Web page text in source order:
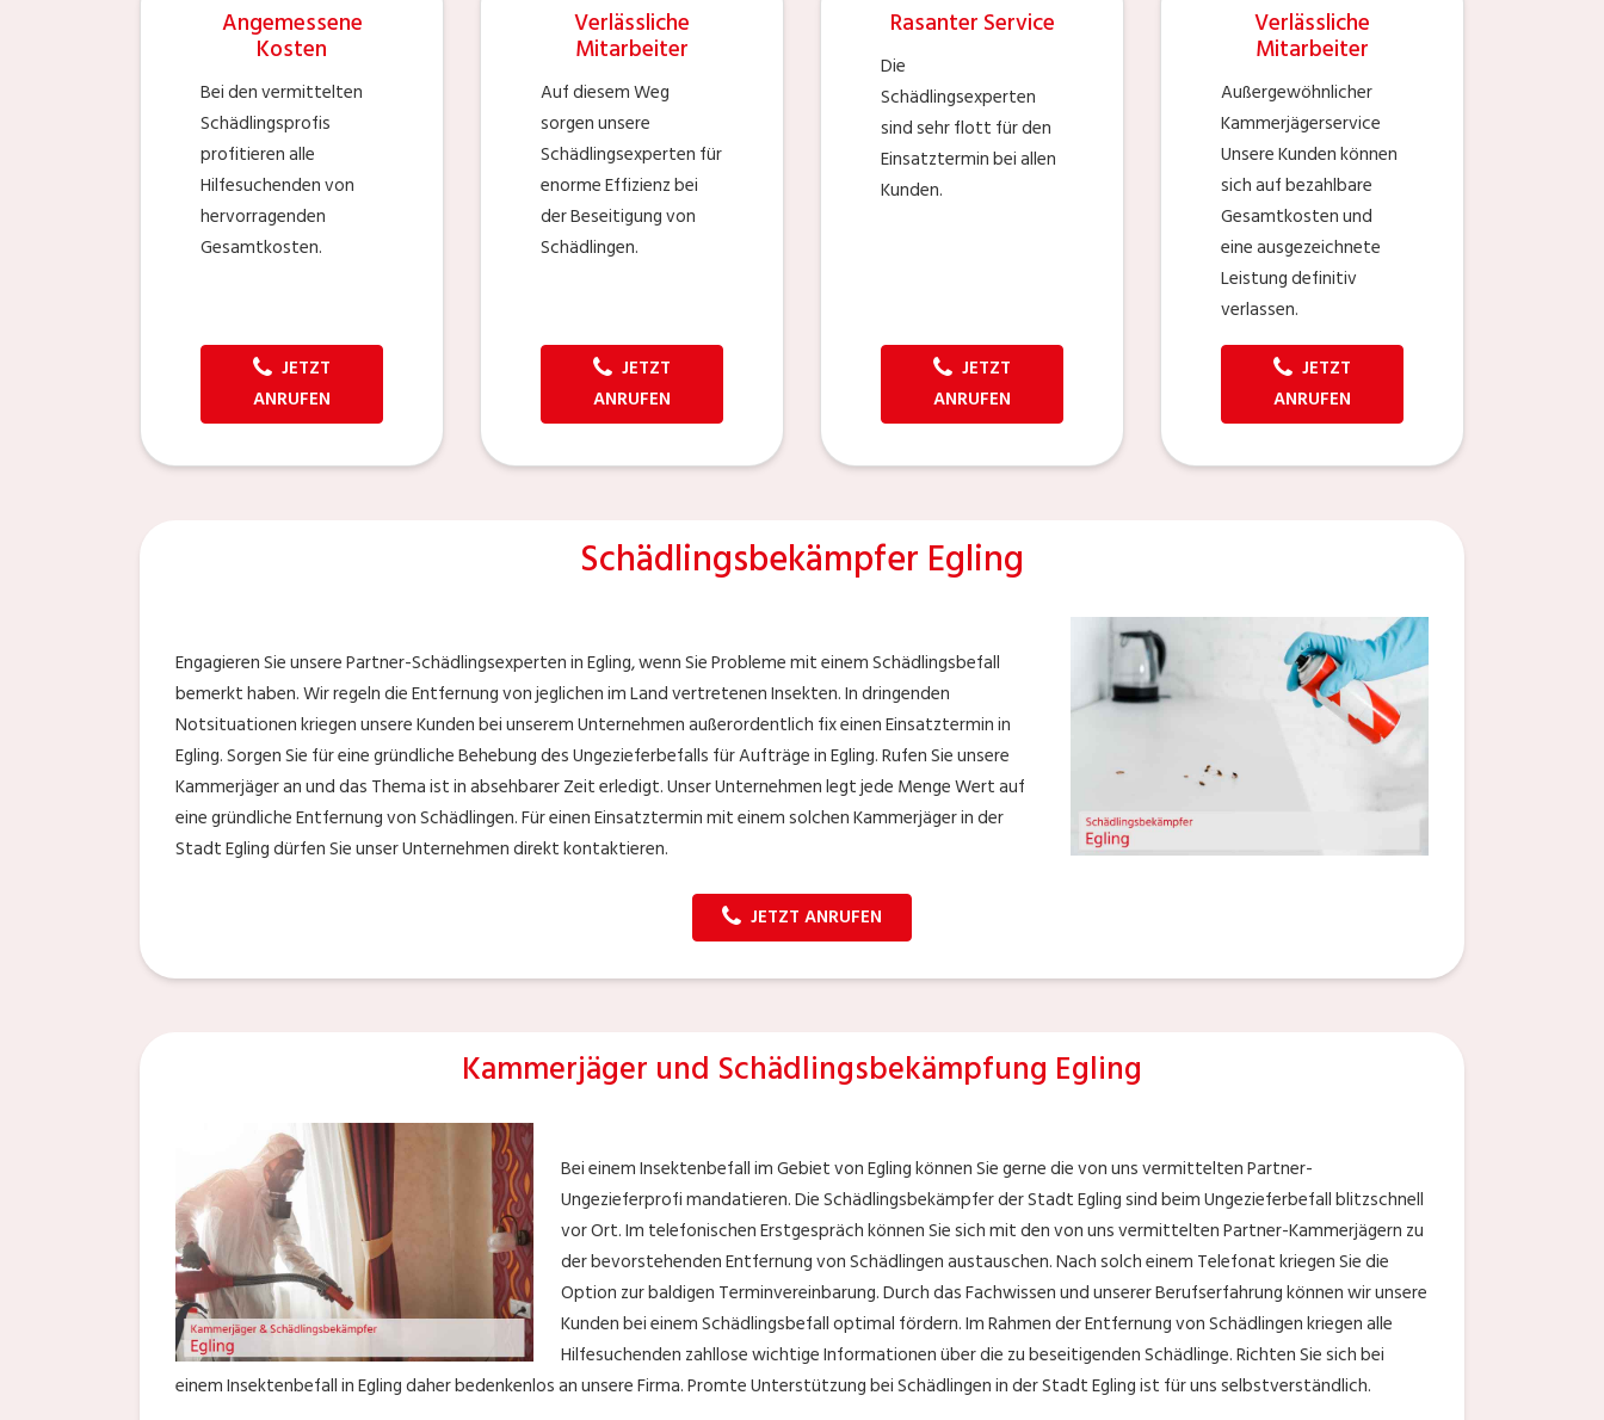
Angemessene
Kosten
Bei den vermittelten
Schädlingsprofis
profitieren alle
Hilfesuchenden von
hervorragenden
Gesamtkosten.
JETZT
ANRUFEN
Verlässliche
Mitarbeiter
Auf diesem Weg
sorgen unsere
Schädlingsexperten für
enorme Effizienz bei
der Beseitigung von
Schädlingen.
JETZT
ANRUFEN
Rasanter Service
Die
Schädlingsexperten
sind sehr flott für den
Einsatztermin bei allen
Kunden.
JETZT
ANRUFEN
Verlässliche
Mitarbeiter
Außergewöhnlicher
Kammerjägerservice
Unsere Kunden können
sich auf bezahlbare
Gesamtkosten und
eine ausgezeichnete
Leistung definitiv
verlassen.
JETZT
ANRUFEN
Schädlingsbekämpfer Egling
Engagieren Sie unsere Partner-Schädlingsexperten in Egling, wenn Sie Probleme mit einem Schädlingsbefall
bemerkt haben. Wir regeln die Entfernung von jeglichen im Land vertretenen Insekten. In dringenden
Notsituationen kriegen unsere Kunden bei unserem Unternehmen außerordentlich fix einen Einsatztermin in
Egling. Sorgen Sie für eine gründliche Behebung des Ungezieferbefalls für Aufträge in Egling. Rufen Sie unsere
Kammerjäger an und das Thema ist in absehbarer Zeit erledigt. Unser Unternehmen legt jede Menge Wert auf
eine gründliche Entfernung von Schädlingen. Für einen Einsatztermin mit einem solchen Kammerjäger in der
Stadt Egling dürfen Sie unser Unternehmen direkt kontaktieren.
JETZT ANRUFEN
Kammerjäger und Schädlingsbekämpfung Egling
Bei einem Insektenbefall im Gebiet von Egling können Sie gerne die von uns vermittelten Partner-
Ungezieferprofi mandatieren. Die Schädlingsbekämpfer der Stadt Egling sind beim Ungezieferbefall blitzschnell
vor Ort. Im telefonischen Erstgespräch können Sie sich mit den von uns vermittelten Partner-Kammerjägern zu
der bevorstehenden Entfernung von Schädlingen austauschen. Nach solch einem Telefonat kriegen Sie die
Option zur baldigen Terminvereinbarung. Durch das Fachwissen und unserer Berufserfahrung können wir unsere
Kunden bei einem Schädlingsbefall optimal fördern. Im Rahmen der Entfernung von Schädlingen kriegen alle
Hilfesuchenden zahllose wichtige Informationen über die zu beseitigenden Schädlinge. Richten Sie sich bei
einem Insektenbefall in Egling daher bedenkenlos an unsere Firma. Promte Unterstützung bei Schädlingen in der Stadt Egling ist für uns selbstverständlich.